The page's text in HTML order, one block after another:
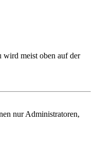
wird meist oben auf der
nur Administratoren,